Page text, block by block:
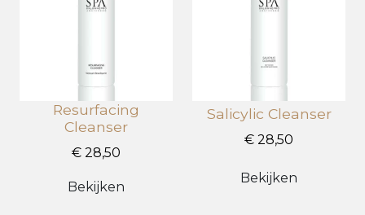
Resurfacing
Cleanser
€ 28,50
Bekijken
Salicylic Cleanser
€ 28,50
Bekijken